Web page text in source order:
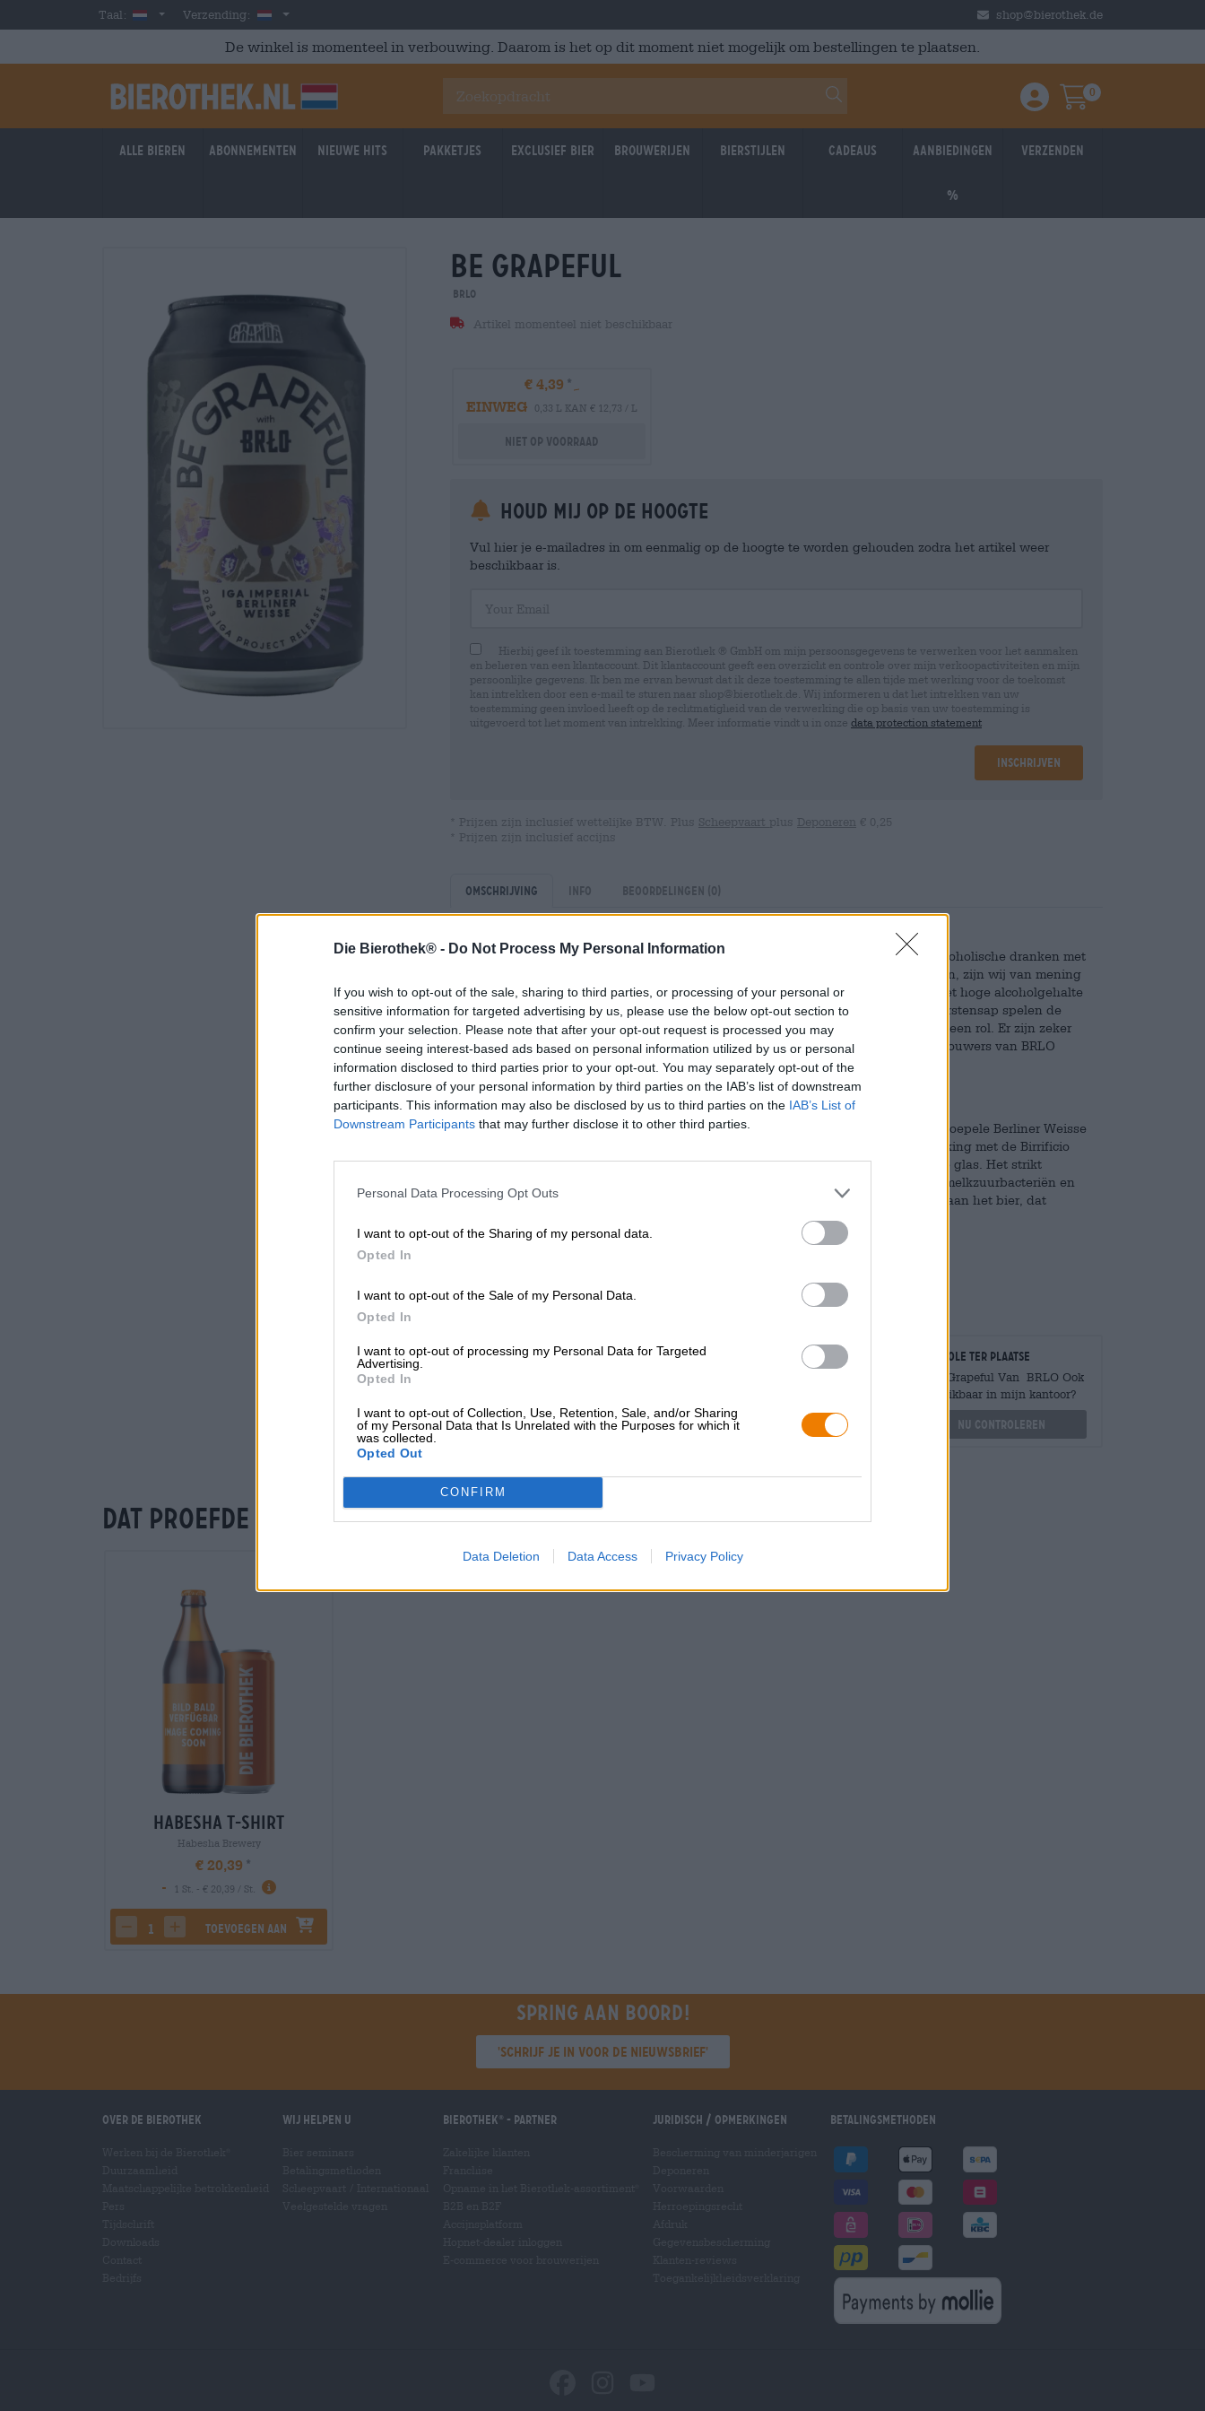
Die Bierothek® - Do Not Process My Personal Information
If you wish to opt-out of the sale, sharing to third parties, or processing of your personal or
sensitive information for targeted advertising by us, please use the below opt-out section to
confirm your selection. Please note that after your opt-out request is processed you may
continue seeing interest-based ads based on personal information utilized by us or personal
information disclosed to third parties prior to your opt-out. You may separately opt-out of the
further disclosure of your personal information by third parties on the IAB’s list of downstream
participants. This information may also be disclosed by us to third parties on the IAB’s List of
Downstream Participants that may further disclose it to other third parties.
Personal Data Processing Opt Outs
I want to opt-out of the Sharing of my personal data.
Opted In
I want to opt-out of the Sale of my Personal Data.
Opted In
I want to opt-out of processing my Personal Data for Targeted
Advertising.
Opted In
I want to opt-out of Collection, Use, Retention, Sale, and/or Sharing
of my Personal Data that Is Unrelated with the Purposes for which it
was collected.
Opted Out
CONFIRM
Data Deletion Data Access Privacy Policy
Skip to main content
Taal: DutchVerzending: Nederland shop@bierothek.de
De winkel is momenteel in verbouwing. Daarom is het op dit moment niet mogelijk om bestellingen te plaatsen.
Einloggen / Anmelden
Warenkorb
0
Alle bieren Abonnementen Nieuwe hits Pakketjes Exclusief Bier Brouwerijen Bierstijlen Cadeaus Aanbiedingen
%
Verzenden
be grapeful
BRLO
Artikel momenteel niet beschikbaar
€ 4,39
EINWEG
0,33 L KAN € 12,73 / L
Niet op voorraad
Houd mij op de hoogte
Vul hier je e-mailadres in om eenmalig op de hoogte te worden gehouden zodra het artikel weer
beschikbaar is.
Hierbij geef ik toestemming aan Bierothek ® GmbH om mijn persoonsgegevens te verwerken voor het aanmaken
en beheren van een klantaccount. Dit klantaccount geeft een overzicht en controle over mijn verkoopactiviteiten en mijn
persoonlijke gegevens. Ik ben me ervan bewust dat ik deze toestemming te allen tijde met werking voor de toekomst
kan intrekken door een e-mail te sturen naar shop@bierothek.de. Wij informeren u dat het intrekken van uw
toestemming geen invloed heeft op de rechtmatigheid van de verwerking die op basis van uw toestemming is
uitgevoerd tot het moment van intrekking. Meer informatie vindt u in onze data protection statement
Inschrijven
* Prijzen zijn inclusief wettelijke BTW. Plus Scheepvaart plus Deponeren € 0,25
* Prijzen zijn inclusief accijns
Omschrijving Info Beoordelingen (0)
Bier of wijn? De mensheid houdt zich al sinds het begin van het bestaan van alcoholische dranken met
deze vraag bezig. Hoewel wij uiteraard een duidelijk standpunt kunnen innemen, zijn wij van mening
dat de argumenten van beide kanten goed zijn. Het fruitige, complexe aroma, het hoge alcoholgehalte
en de compatibiliteit met vele gerechten maken het tot een heerlijke wijn. Bij gerstensap spelen de
heerlijke smaak, de zijdezachte textuur, de mooie zuurheid en de veelzijdigheid een rol. Er zijn zeker
een aantal punten die voor het één of het ander pleiten, maar de vindingrijke brouwers van BRLO
maakten met één drankje een einde aan de discussie.
Waarom een van beide of als je gewoon allebei kunt hebben?
Be Grapeful is een fantastische combinatie van beide genres en combineert de soepele Berliner Weisse
met het fijne aroma van fijne witte wijn. De geniale zet is ontstaan in samenwerking met de Birrificio
della Granda uit Piemonte, Italië, en brengt het beste van twee werelden naar je glas. Het strikt
gelimiteerde brouwsel is gemaakt met gerst- en tarwemout, voortreffelijke hop, melkzuurbacteriën en
de most van witte muskaatdruiven. De druiven geven een heerlijk fruitig aroma aan het bier, dat
perfect past bij de natuurlijke zuurgraad en slanke body van de Berliner Weisse.
GRATIS BIERCONSULT
shop@bierothek.de
handelaren of
günstiger einkaufen?
Controle ter plaatse
Is Be Grapeful Van BRLO Ook
beschikbaar in mijn kantoor?
Nu controleren
Dat proefde je ook
Habesha T-Shirt
Habesha Brewery
€ 20,39
-
1 St. - € 20,39 / St.
decrease quantity
increase quantity
Toevoegen aan
Spring aan boord!
'Schrijf je in voor de nieuwsbrief'
Over de Bierothek Wij helpen u Bierothek - Partner Juridisch / Opmerkingen Betalingsmethoden